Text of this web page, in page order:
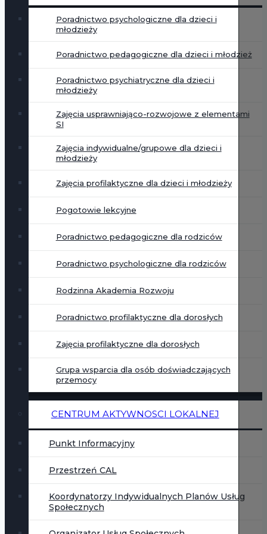
Poradnictwo psychologiczne dla dzieci i
młodzieży
Poradnictwo pedagogiczne dla dzieci i młodzież
Poradnictwo psychiatryczne dla dzieci i
młodzieży
Zajęcia usprawniająco-rozwojowe z elementami
SI
Zajęcia indywidualne/grupowe dla dzieci i
młodzieży
Zajęcia profilaktyczne dla dzieci i młodzieży
Pogotowie lekcyjne
Poradnictwo pedagogiczne dla rodziców
Poradnictwo psychologiczne dla rodziców
Rodzinna Akademia Rozwoju
Poradnictwo profilaktyczne dla dorosłych
Zajęcia profilaktyczne dla dorosłych
Grupa wsparcia dla osób doświadczających
przemocy
CENTRUM AKTYWNOSCI LOKALNEJ
Punkt Informacyjny
Przestrzeń CAL
Koordynatorzy Indywidualnych Planów Usług
Społecznych